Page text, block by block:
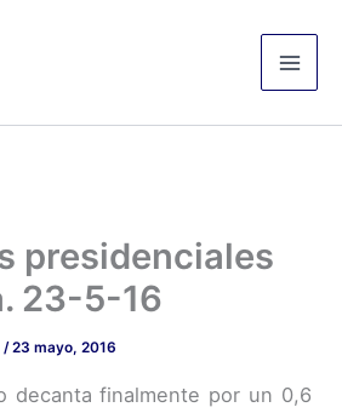
presidenciales
23-5-16
/23 mayo, 2016
decanta finalmente por un 0,6